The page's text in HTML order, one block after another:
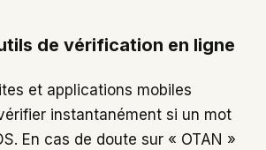
de vérification en ligne
et applications mobiles
instantanément si un mot
En cas de doute sur « OTAN »